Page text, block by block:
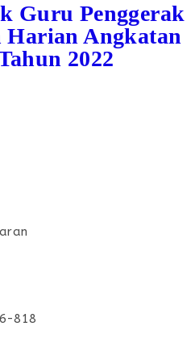
Guru Penggerak
Harian Angkatan
2022
818